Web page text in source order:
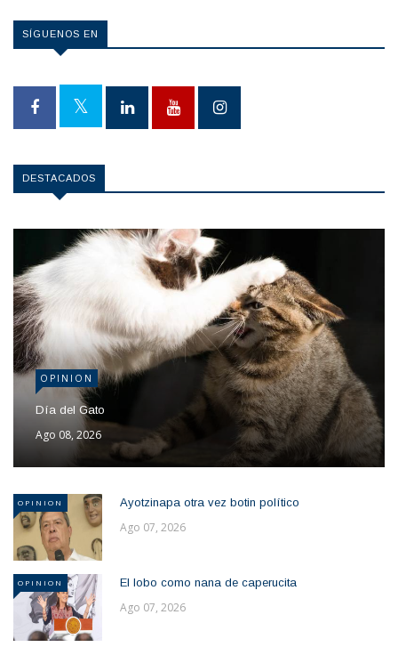
SÍGUENOS EN
DESTACADOS
OPINION
Día del Gato
Ago 08, 2026
OPINION Ayotzinapa otra vez botin político
Ago 07, 2026
OPINION El lobo como nana de caperucita
Ago 07, 2026